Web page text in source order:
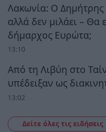
Λακωνία: Ο Δημήτρης
αλλά δεν μιλάει – Θα
δήμαρχος Ευρώτα;
13:10
Από τη Λιβύη στο
υπέδειξαν ως
13:02
Δείτε όλες τις ειδήσεις